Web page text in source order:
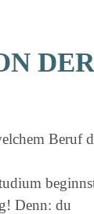
DER
Beruf
Denn: du